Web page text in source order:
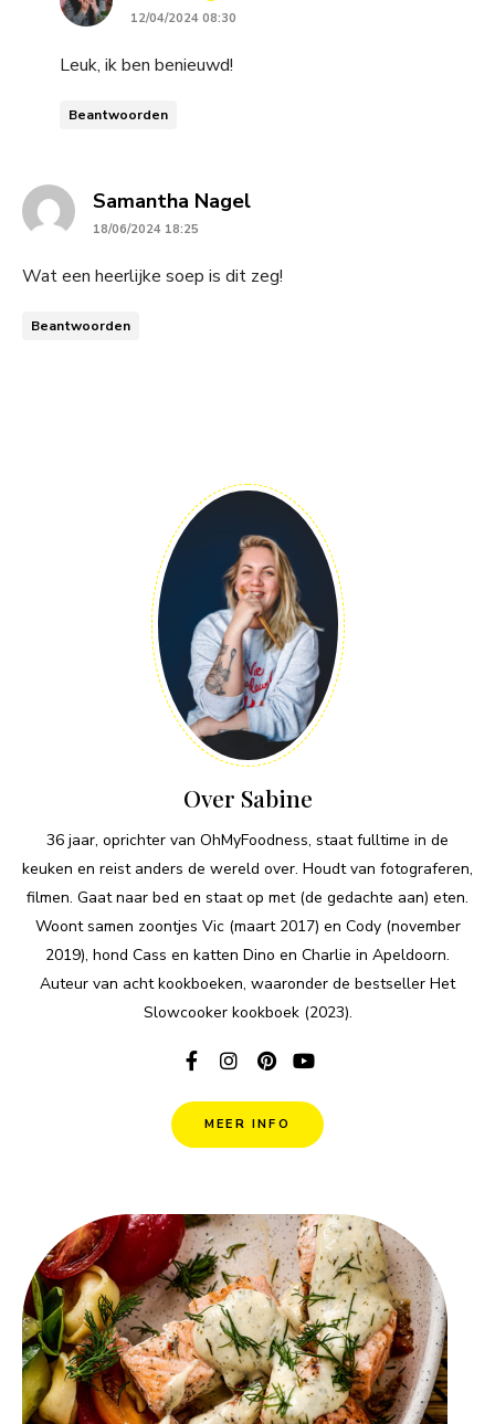
12/04/2024 08:30
Leuk, ik ben benieuwd!
Beantwoorden
Samantha Nagelsays:
18/06/2024 18:25
Wat een heerlijke soep is dit zeg!
Beantwoorden
Over Sabine
36 jaar, oprichter van OhMyFoodness, staat fulltime in de
keuken en reist anders de wereld over. Houdt van fotograferen,
filmen. Gaat naar bed en staat op met (de gedachte aan) eten.
Woont samen zoontjes Vic (maart 2017) en Cody (november
2019), hond Cass en katten Dino en Charlie in Apeldoorn.
Auteur van acht kookboeken, waaronder de bestseller Het
Slowcooker kookboek (2023).
MEER INFO